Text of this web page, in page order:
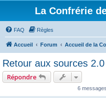
La Confrérie
FAQ Règles
Accueil Forum Accueil de la
Retour aux sources 2.0
Répondre
6